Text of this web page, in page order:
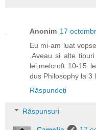
Anonim 17
Eu mi-am luat
.Aveau si alte
lei,melcroft 10-15
dus Philosophy la 3
Răspundeți
Răspunsuri